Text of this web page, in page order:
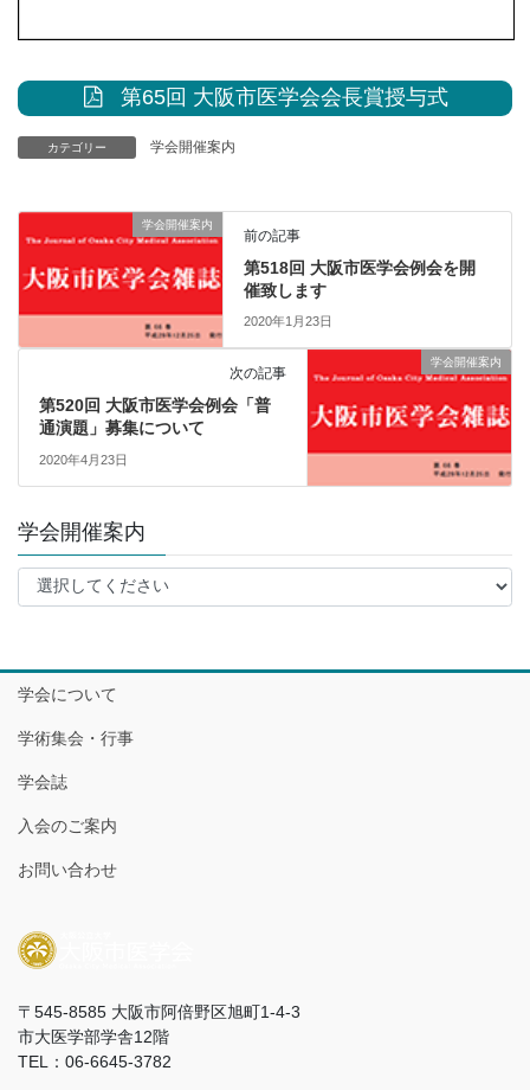
第65回 大阪市医学会会長賞授与式
カテゴリー 学会開催案内
学会開催案内
前の記事
第518回 大阪市医学会例会を開
催致します
2020年1月23日
学会開催案内
次の記事
第520回 大阪市医学会例会「普
通演題」募集について
2020年4月23日
学会開催案内
学会について
学術集会・行事
学会誌
入会のご案内
お問い合わせ
〒545-8585 大阪市阿倍野区旭町1-4-3
市大医学部学舎12階
TEL：06-6645-3782